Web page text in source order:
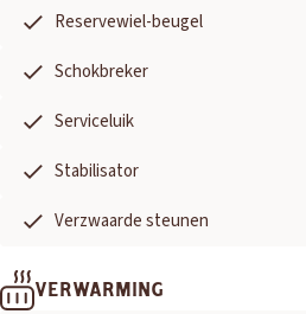
Reservewiel-beugel
Schokbreker
Serviceluik
Stabilisator
Verzwaarde steunen
VERWARMING